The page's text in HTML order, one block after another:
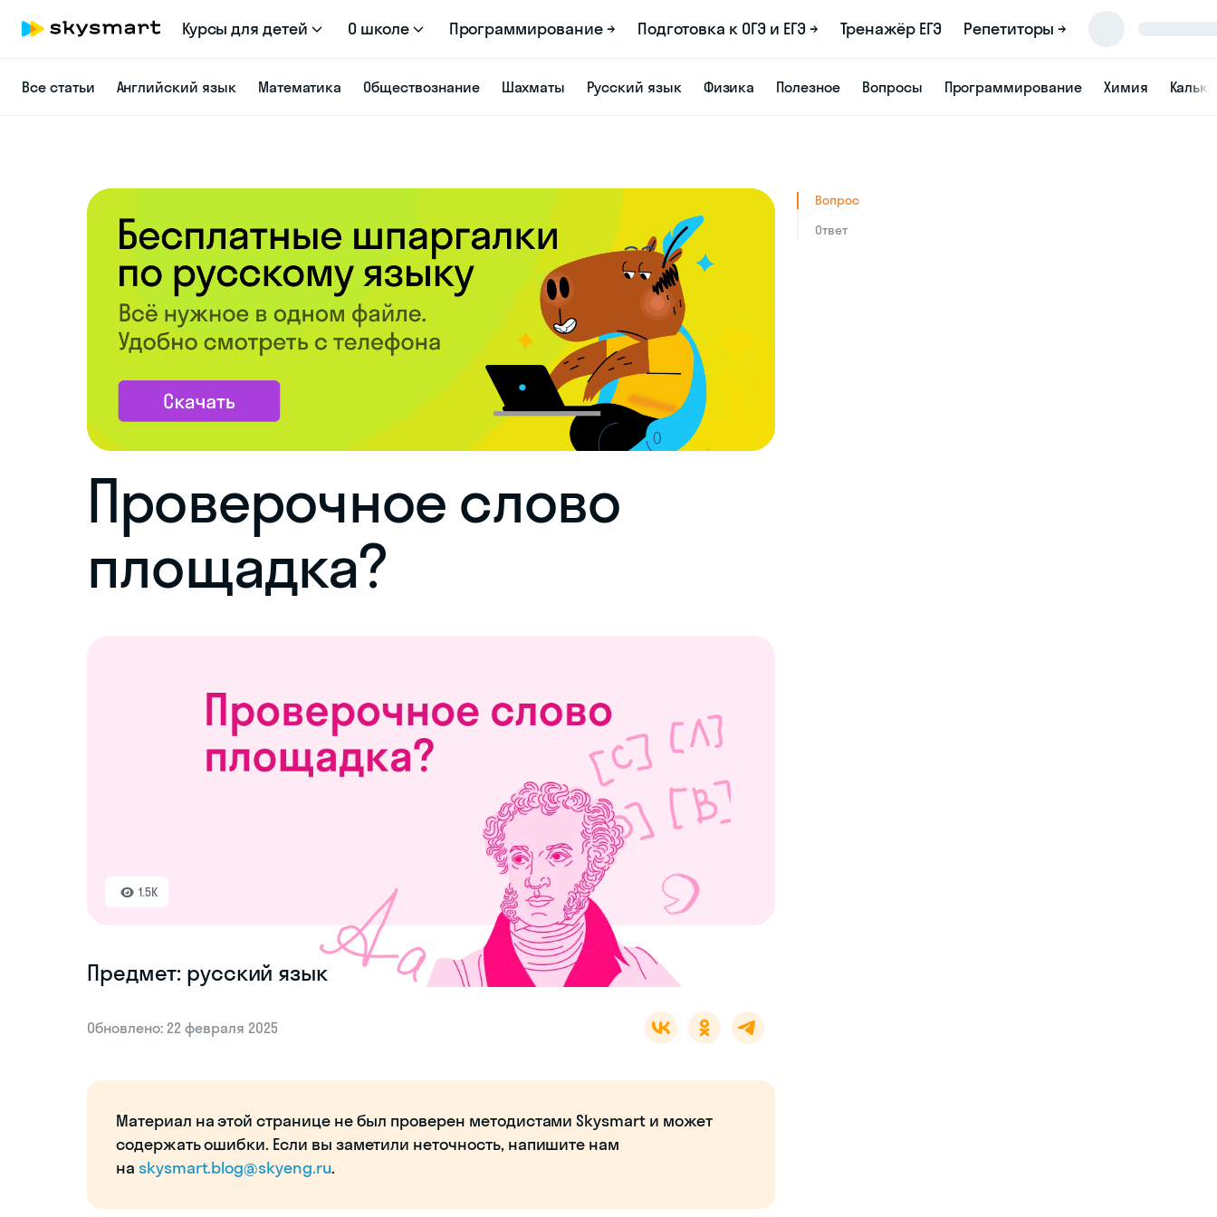
Курсы для детей О школе Программирование → Подготовка к ОГЭ и ЕГЭ → Тренажёр ЕГЭ Репетиторы →
Все статьи Английский язык Математика Обществознание Шахматы Русский язык Физика Полезное Вопросы Программирование Химия
Проверочное слово
площадка?
1.5K
Предмет: русский язык
Обновлено: 22 февраля 2025
Материал на этой странице не был проверен методистами Skysmart и может
содержать ошибки. Если вы заметили неточность, напишите нам
на skysmart.blog@skyeng.ru.
Вопрос
Ответ